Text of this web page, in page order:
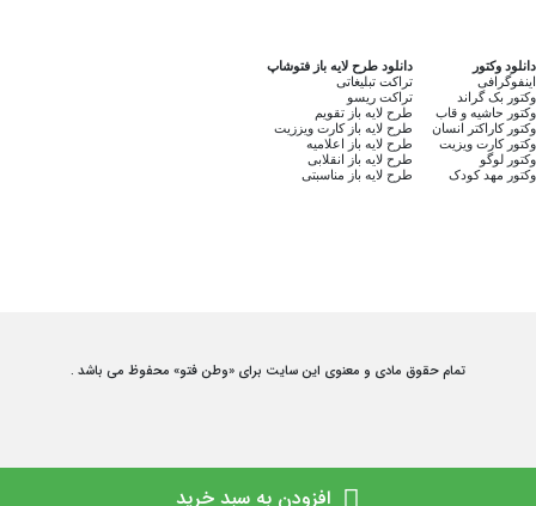
افزودن به سبد خرید
دانلود وکتور
اینفوگرافی
وکتور بک گراند
وکتور حاشیه و قاب
وکتور کاراکتر انسان
وکتور کارت ویزیت
وکتور لوگو
وکتور مهد کودک
دانلود طرح لایه باز فتوشاپ
تراکت تبلیغاتی
تراکت ریسو
طرح لایه باز تقویم
طرح لایه باز کارت ویززیت
طرح لایه باز اعلامیه
طرح لایه باز انقلابی
طرح لایه باز مناسبتی
تمام حقوق مادی و معنوی این سایت برای «وطن فتو» محفوظ می باشد .